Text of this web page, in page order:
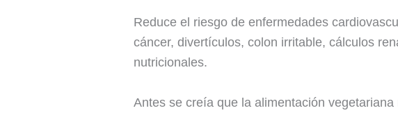
Reduce el riesgo de enfermedades
cáncer, divertículos, colon irritable, cálculos
nutricionales.
Antes se creía que la alimentación